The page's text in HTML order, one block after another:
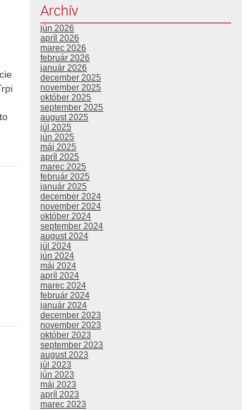
Archív
jún 2026
apríl 2026
marec 2026
február 2026
január 2026
december 2025
november 2025
október 2025
september 2025
august 2025
júl 2025
jún 2025
máj 2025
apríl 2025
marec 2025
február 2025
január 2025
december 2024
november 2024
október 2024
september 2024
august 2024
júl 2024
jún 2024
máj 2024
apríl 2024
marec 2024
február 2024
január 2024
december 2023
november 2023
október 2023
september 2023
august 2023
júl 2023
jún 2023
máj 2023
apríl 2023
marec 2023